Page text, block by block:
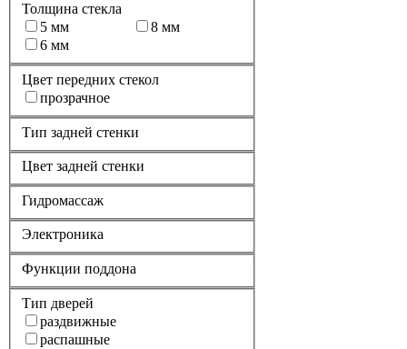
Толщина стекла
5 мм
6 мм
8 мм
Цвет передних стекол
прозрачное
Тип задней стенки
Цвет задней стенки
Гидромассаж
Электроника
Функции поддона
Тип дверей
раздвижные
распашные